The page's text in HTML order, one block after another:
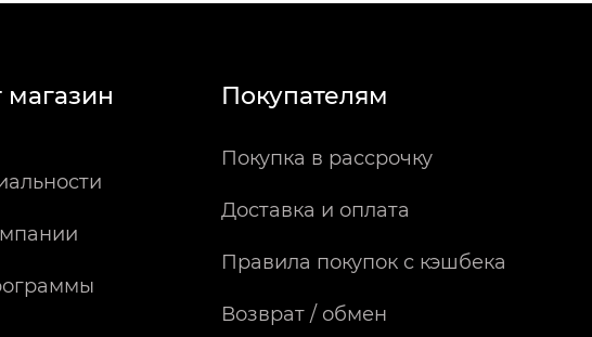
магазин Покупателям
Покупка в рассрочку
Доставка и оплата
Правила покупок с кэшбека
Возврат / обмен